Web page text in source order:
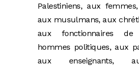
Palestiniens, aux
aux musulmans, aux
aux fonctionnaires de
hommes politiques, aux
aux enseignants,